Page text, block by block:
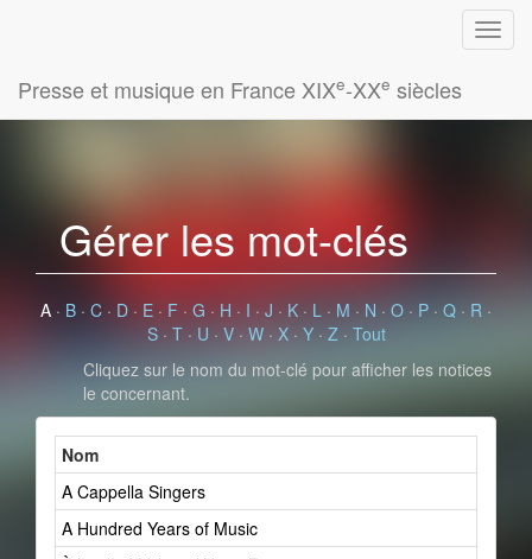
Presse et musique en France XIXe-XXe siècles
Gérer les mot-clés
A · B · C · D · E · F · G · H · I · J · K · L · M · N · O · P · Q · R ·
S· T· U · V· W· X· Y· Z· Tout
Cliquez sur le nom du mot-clé pour afficher les notices
le concernant.
Nom
A Cappella Singers
A Hundred Years of Music